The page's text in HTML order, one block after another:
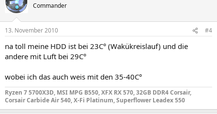
Commander
13. November 2010 #4
na toll meine HDD ist bei 23C° (Wakükreislauf) und die
andere mit Luft bei 29C°
wobei ich das auch weis mit den 35-40C°
Ryzen 7 5700X3D, MSI MPG B550, XFX RX 570, 32GB DDR4 Corsair,
Corsair Carbide Air 540, X-Fi Platinum, Superflower Leadex 550